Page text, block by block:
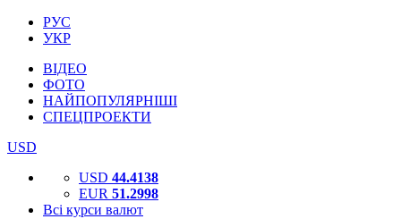
РУС
УКР
ВІДЕО
ФОТО
НАЙПОПУЛЯРНІШІ
СПЕЦПРОЕКТИ
USD
USD 44.4138
EUR 51.2998
Всі курси валют